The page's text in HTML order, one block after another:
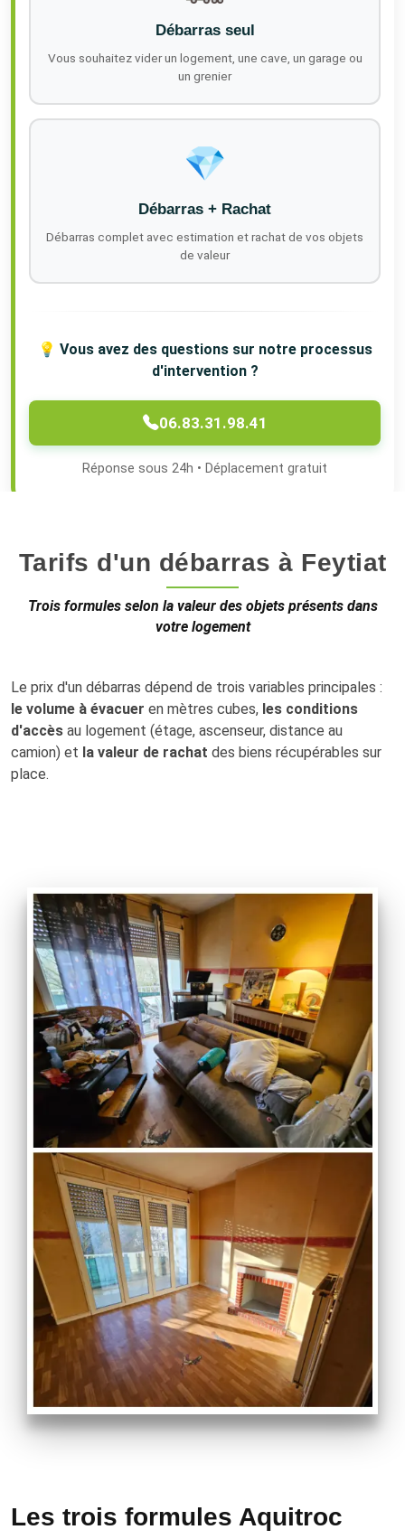
Débarras seul
Vous souhaitez vider un logement, une cave, un garage ou
un grenier
💎
Débarras + Rachat
Débarras complet avec estimation et rachat de vos objets
de valeur
💡 Vous avez des questions sur notre processus
d'intervention ?
06.83.31.98.41
Réponse sous 24h • Déplacement gratuit
Tarifs d'un débarras à Feytiat
Trois formules selon la valeur des objets présents dans
votre logement
Le prix d'un débarras dépend de trois variables principales :
le volume à évacuer en mètres cubes, les conditions
d'accès au logement (étage, ascenseur, distance au
camion) et la valeur de rachat des biens récupérables sur
place.
Les trois formules Aquitroc